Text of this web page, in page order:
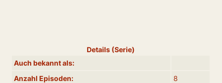
Details (Serie)
Auch bekannt als:
Anzahl Episoden:
8